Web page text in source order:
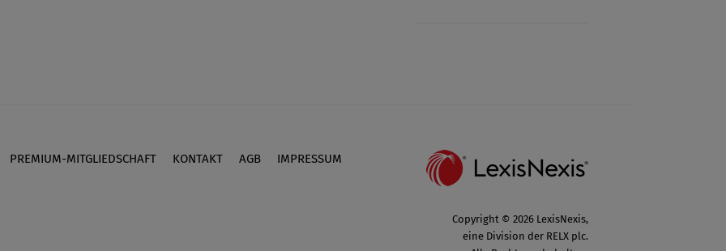
PREMIUM-MITGLIEDSCHAFT KONTAKT AGB IMPRESSUM
Copyright © 2026 LexisNexis,
eine Division der RELX plc.